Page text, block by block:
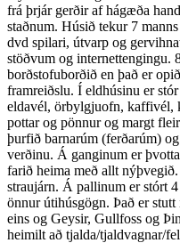
frá þrjár gerðir af hágæða
staðnum. Húsið tekur 7
dvd spilari, útvarp og
stöðvum og internettengingu.
borðstofuborðið en það er
framreiðslu. Í eldhúsinu er
eldavél, örbylgjuofn, kaffivél,
pottar og pönnur og margt
þurfið barnarúm (ferðarúm)
verðinu. Á ganginum er
farið heima með allt
straujárn. Á pallinum er stórt
önnur útihúsgögn. Það er
eins og Geysir, Gullfoss og
heimilt að tjalda/tjaldvagnar/